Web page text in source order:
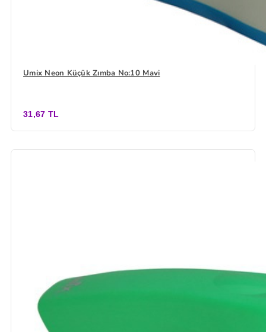
Umix Neon Küçük Zımba No:10 Mavi
31,67 TL